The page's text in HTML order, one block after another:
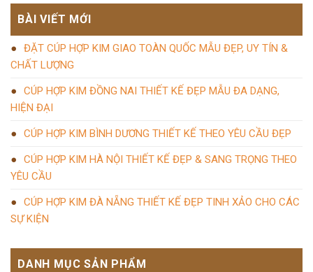
BÀI VIẾT MỚI
ĐẶT CÚP HỢP KIM GIAO TOÀN QUỐC MẪU ĐẸP, UY TÍN &
CHẤT LƯỢNG
CÚP HỢP KIM ĐỒNG NAI THIẾT KẾ ĐẸP MẪU ĐA DẠNG,
HIỆN ĐẠI
CÚP HỢP KIM BÌNH DƯƠNG THIẾT KẾ THEO YÊU CẦU ĐẸP
CÚP HỢP KIM HÀ NỘI THIẾT KẾ ĐẸP & SANG TRỌNG THEO
YÊU CẦU
CÚP HỢP KIM ĐÀ NẴNG THIẾT KẾ ĐẸP TINH XẢO CHO CÁC
SỰ KIỆN
DANH MỤC SẢN PHẨM